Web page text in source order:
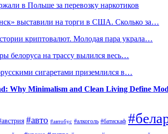
в Польше за перевозку наркотиков
выставили на торги в США. Сколько за…
криптовалют. Молодая пара украла…
белоруса на трассу вылился весь…
сигаретами приземлился в…
Why Minimalism and Clean Living Define
#авто #автобус #алкоголь #батискаф